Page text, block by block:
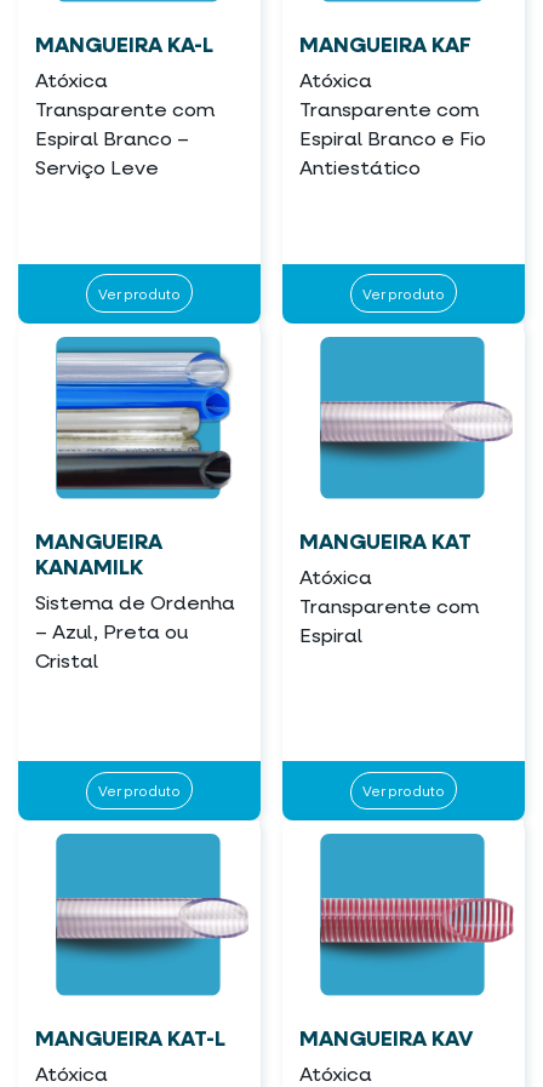
MANGUEIRA KA-L
Atóxica
Transparente com
Espiral Branco –
Serviço Leve
Ver produto
MANGUEIRA KAF
Atóxica
Transparente com
Espiral Branco e Fio
Antiestático
Ver produto
MANGUEIRA
KANAMILK
Sistema de Ordenha
– Azul, Preta ou
Cristal
Ver produto
MANGUEIRA KAT
Atóxica
Transparente com
Espiral
Ver produto
MANGUEIRA KAT-L
Atóxica
MANGUEIRA KAV
Atóxica